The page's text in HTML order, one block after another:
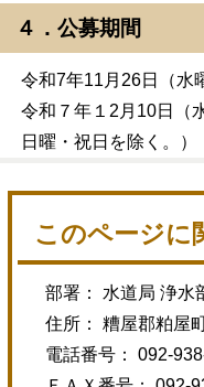
４．公募期間
令和7年11月26日（水
令和７年１2月10日（
日曜・祝日を除く。）
このページに
部署： 水道局 浄水
住所： 糟屋郡粕屋
電話番号： 092-